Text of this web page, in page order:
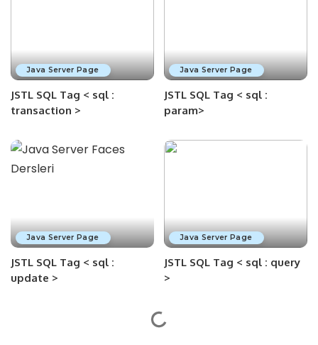
Java Server Page
JSTL SQL Tag < sql :
transaction >
Java Server Page
JSTL SQL Tag < sql :
param>
Java Server Page
JSTL SQL Tag < sql :
update >
Java Server Page
JSTL SQL Tag < sql : query
>